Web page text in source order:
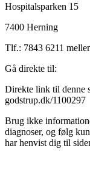
Hospitalsparken 15
7400 Herning
Tlf.: 7843 6211
Gå direkte til:
Direkte link til denne
godstrup.dk/1100297
Brug ikke
diagnoser, og følg
har henvist dig til